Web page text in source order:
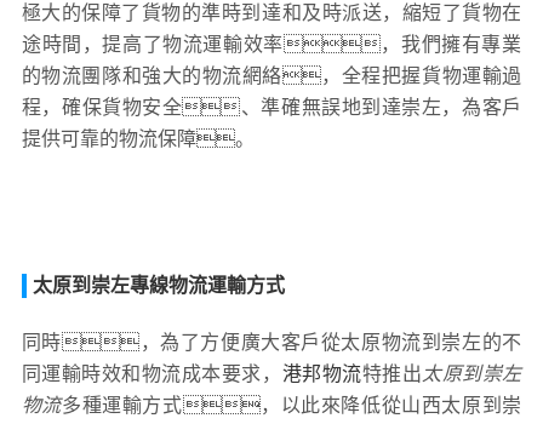
極大的保障了貨物的準時到達和及時派送，縮短了貨物在
途時間，提高了物流運輸效率，我們擁有專業
的物流團隊和強大的物流網絡，全程把握貨物運輸過
程，確保貨物安全、準確無誤地到達崇左，為客戶
提供可靠的物流保障。
太原到崇左專線物流運輸方式
同時，為了方便廣大客戶從太原物流到崇左的不
同運輸時效和物流成本要求， 港邦物流特推出 太原到崇左
物流多種運輸方式，以此來降低從山西太原到崇